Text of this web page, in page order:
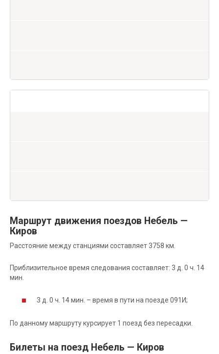
Маршрут движения поездов Небель —
Киров
Расстояние между станциями составляет 3758 км.
Приблизительное время следования составляет: 3 д. 0 ч. 14
мин.
3 д. 0 ч. 14 мин. – время в пути на поезде 091И;
По данному маршруту курсирует 1 поезд без пересадки.
Билеты на поезд Небель — Киров